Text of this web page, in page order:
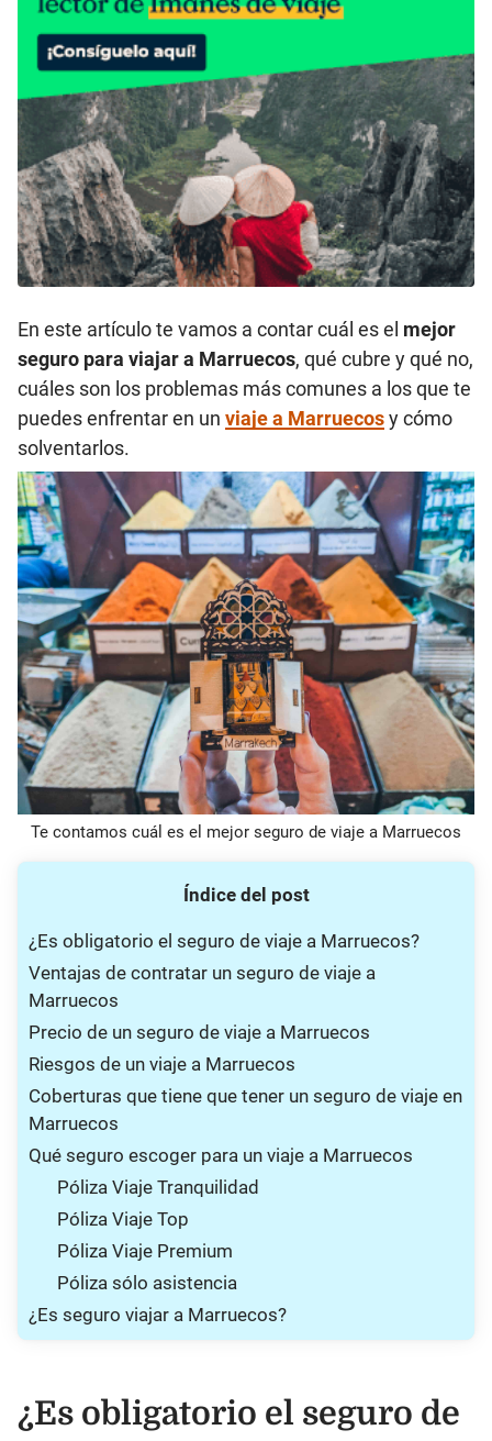
En este artículo te vamos a contar cuál es el mejor
seguro para viajar a Marruecos, qué cubre y qué no,
cuáles son los problemas más comunes a los que te
puedes enfrentar en un viaje a Marruecosy cómo
solventarlos.
Te contamos cuál es el mejor seguro de viaje a Marruecos
Índice del post
¿Es obligatorio el seguro de viaje a Marruecos?
Ventajas de contratar un seguro de viaje a
Marruecos
Precio de un seguro de viaje a Marruecos
Riesgos de un viaje a Marruecos
Coberturas que tiene que tener un seguro de viaje en
Marruecos
Qué seguro escoger para un viaje a Marruecos
Póliza Viaje Tranquilidad
Póliza Viaje Top
Póliza Viaje Premium
Póliza sólo asistencia
¿Es seguro viajar a Marruecos?
¿Es obligatorio el seguro de